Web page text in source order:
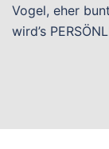
Vogel, eher
wird’s